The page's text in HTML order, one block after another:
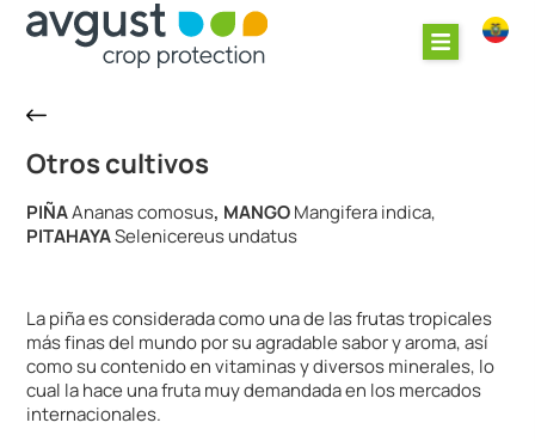
Otros cultivos
PIÑAAnanas comosus, MANGOMangifera indica,
PITAHAYASelenicereus undatus
La piña es considerada como una de las frutas tropicales
más finas del mundo por su agradable sabor y aroma, así
como su contenido en vitaminas y diversos minerales, lo
cual la hace una fruta muy demandada en los mercados
internacionales.